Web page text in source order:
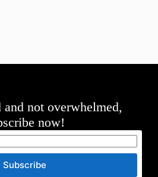
not overwhelmed,
now!
Subscribe